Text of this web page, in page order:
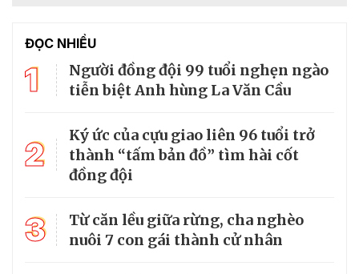
ĐỌC NHIỀU
1
Người đồng đội 99 tuổi nghẹn ngào
tiễn biệt Anh hùng La Văn Cầu
2
Ký ức của cựu giao liên 96 tuổi trở
thành “tấm bản đồ” tìm hài cốt
đồng đội
3
Từ căn lều giữa rừng, cha nghèo
nuôi 7 con gái thành cử nhân